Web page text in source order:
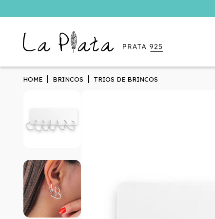
HOME BRINCOS TRIOS DE BRINCOS